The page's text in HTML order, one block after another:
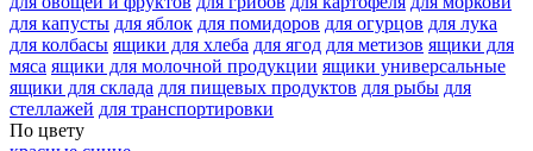
для капусты для яблок для помидоров для огурцов для лука
для колбасы ящики для хлеба для ягод для метизов ящики для
мяса ящики для молочной продукции ящики универсальные
ящики для склада для пищевых продуктов для рыбы для
стеллажей для транспортировки
По цвету